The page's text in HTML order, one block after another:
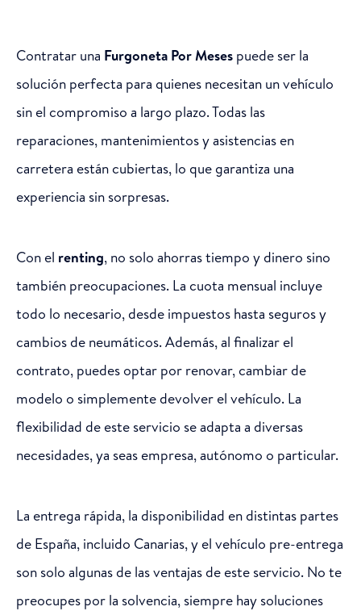
Contratar una Furgoneta Por Meses puede ser la
solución perfecta para quienes necesitan un vehículo
sin el compromiso a largo plazo. Todas las
reparaciones, mantenimientos y asistencias en
carretera están cubiertas, lo que garantiza una
experiencia sin sorpresas.
Con el renting, no solo ahorras tiempo y dinero sino
también preocupaciones. La cuota mensual incluye
todo lo necesario, desde impuestos hasta seguros y
cambios de neumáticos. Además, al finalizar el
contrato, puedes optar por renovar, cambiar de
modelo o simplemente devolver el vehículo. La
flexibilidad de este servicio se adapta a diversas
necesidades, ya seas empresa, autónomo o particular.
La entrega rápida, la disponibilidad en distintas partes
de España, incluido Canarias, y el vehículo pre-entrega
son solo algunas de las ventajas de este servicio. No te
preocupes por la solvencia, siempre hay soluciones